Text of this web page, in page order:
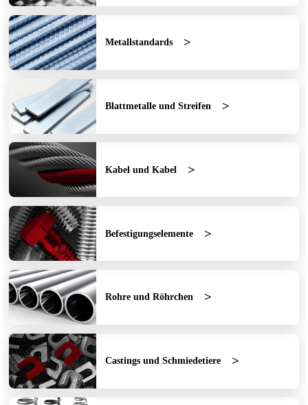
Metallstandards
Blattmetalle und Streifen
Kabel und Kabel
Befestigungselemente
Rohre und Röhrchen
Castings und Schmiedetiere